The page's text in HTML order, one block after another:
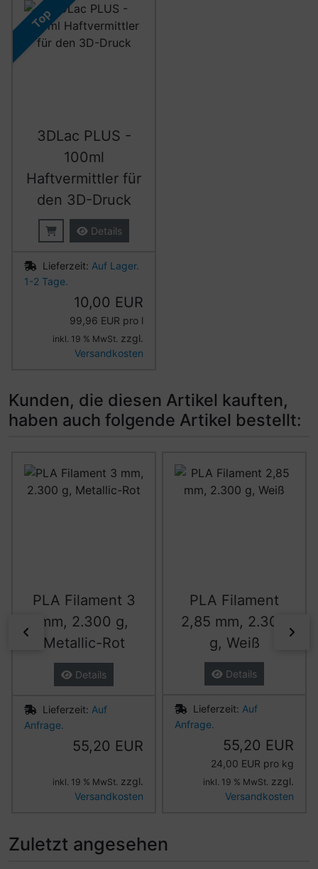
Top
3DLac PLUS -
100ml
Haftvermittler für
den 3D-Druck
Details
Lieferzeit: Auf Lager.
1-2 Tage.
10,00 EUR
99,96 EUR pro l
inkl. 19 % MwSt. zzgl.
Versandkosten
Kunden, die diesen Artikel kauften,
haben auch folgende Artikel bestellt:
zurück
PLA Filament 3
mm, 2.300 g,
Metallic-Rot
Details
Lieferzeit: Auf
Anfrage.
55,20 EUR
inkl. 19 % MwSt. zzgl.
Versandkosten
PLA Filament
2,85 mm, 2.300
g, Weiß
Details
Lieferzeit: Auf
Anfrage.
55,20 EUR
24,00 EUR pro kg
inkl. 19 % MwSt. zzgl.
Versandkosten
Zuletzt angesehen